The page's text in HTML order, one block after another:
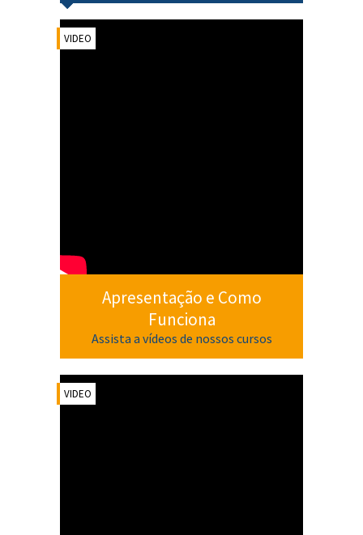
VIDEO
Apresentação e Como
Funciona
Assista a vídeos de nossos cursos
VIDEO